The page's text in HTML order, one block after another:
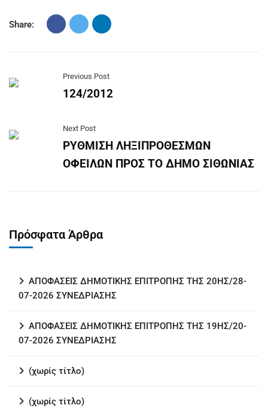
Share:
Previous Post
124/2012
Next Post
ΡΥΘΜΙΣΗ ΛΗΞΙΠΡΟΘΕΣΜΩΝ
ΟΦΕΙΛΩΝ ΠΡΟΣ ΤΟ ΔΗΜΟ ΣΙΘΩΝΙΑΣ
Πρόσφατα Άρθρα
ΑΠΟΦΑΣΕΙΣ ΔΗΜΟΤΙΚΗΣ ΕΠΙΤΡΟΠΗΣ ΤΗΣ 20ΗΣ/28-
07-2026 ΣΥΝΕΔΡΙΑΣΗΣ
ΑΠΟΦΑΣΕΙΣ ΔΗΜΟΤΙΚΗΣ ΕΠΙΤΡΟΠΗΣ ΤΗΣ 19ΗΣ/20-
07-2026 ΣΥΝΕΔΡΙΑΣΗΣ
(χωρίς τίτλο)
(χωρίς τίτλο)